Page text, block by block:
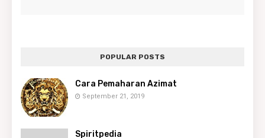
POPULAR POSTS
Cara Pemaharan Azimat
September 21, 2019
Spiritpedia